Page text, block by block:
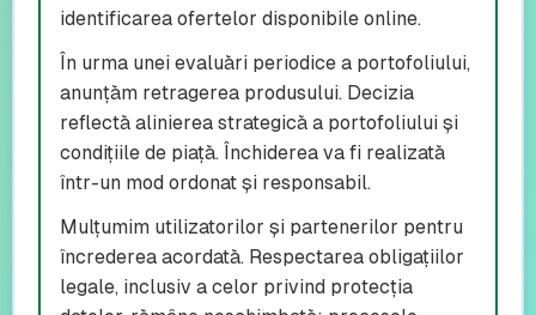
identificarea ofertelor disponibile online.
În urma unei evaluări periodice a portofoliului,
anunțăm retragerea produsului. Decizia
reflectă alinierea strategică a portofoliului și
condițiile de piață. Închiderea va fi realizată
într-un mod ordonat și responsabil.
Mulțumim utilizatorilor și partenerilor pentru
încrederea acordată. Respectarea obligațiilor
legale, inclusiv a celor privind protecția